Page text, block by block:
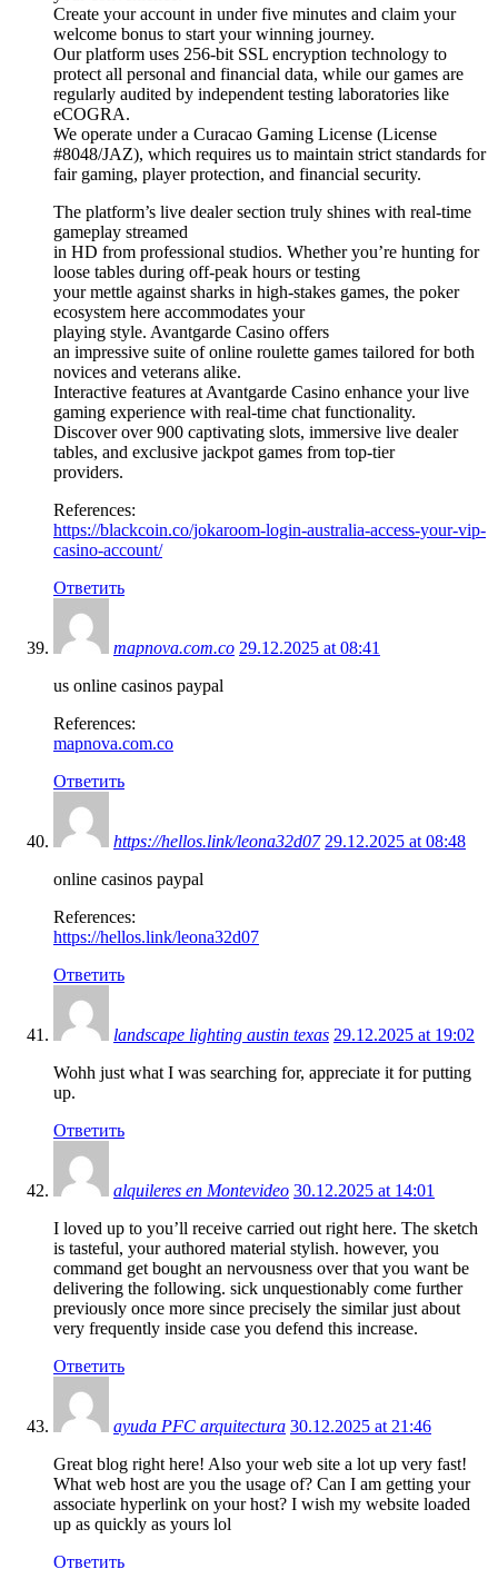
Create your account in under five minutes and claim your
welcome bonus to start your winning journey.
Our platform uses 256-bit SSL encryption technology to
protect all personal and financial data, while our games are
regularly audited by independent testing laboratories like
eCOGRA.
We operate under a Curacao Gaming License (License
#8048/JAZ), which requires us to maintain strict standards for
fair gaming, player protection, and financial security.
The platform’s live dealer section truly shines with real-time
gameplay streamed
in HD from professional studios. Whether you’re hunting for
loose tables during off-peak hours or testing
your mettle against sharks in high-stakes games, the poker
ecosystem here accommodates your
playing style. Avantgarde Casino offers
an impressive suite of online roulette games tailored for both
novices and veterans alike.
Interactive features at Avantgarde Casino enhance your live
gaming experience with real-time chat functionality.
Discover over 900 captivating slots, immersive live dealer
tables, and exclusive jackpot games from top-tier
providers.
References:
https://blackcoin.co/jokaroom-login-australia-access-your-vip-
casino-account/
Ответить
mapnova.com.co 29.12.2025 at 08:41
us online casinos paypal
References:
mapnova.com.co
Ответить
https://hellos.link/leona32d07 29.12.2025 at 08:48
online casinos paypal
References:
https://hellos.link/leona32d07
Ответить
landscape lighting austin texas 29.12.2025 at 19:02
Wohh just what I was searching for, appreciate it for putting
up.
Ответить
alquileres en Montevideo 30.12.2025 at 14:01
I loved up to you’ll receive carried out right here. The sketch
is tasteful, your authored material stylish. however, you
command get bought an nervousness over that you want be
delivering the following. sick unquestionably come further
previously once more since precisely the similar just about
very frequently inside case you defend this increase.
Ответить
ayuda PFC arquitectura 30.12.2025 at 21:46
Great blog right here! Also your web site a lot up very fast!
What web host are you the usage of? Can I am getting your
associate hyperlink on your host? I wish my website loaded
up as quickly as yours lol
Ответить